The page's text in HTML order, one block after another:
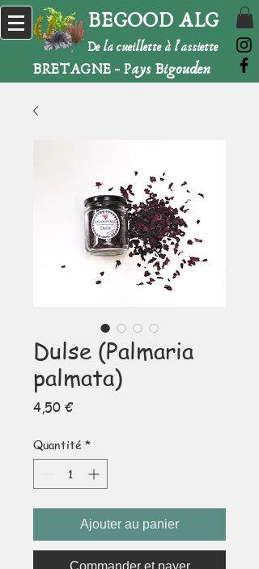
BEGOOD ALG
De la cueillette à l'assiette
BRETAGNE - Pays Bigouden
Dulse (Palmaria
palmata)
4,50 €Prix
Quantité *
Ajouter au panier
Commander et payer